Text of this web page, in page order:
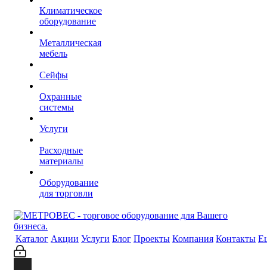
Климатическое
оборудование
Металлическая
мебель
Сейфы
Охранные
системы
Услуги
Расходные
материалы
Оборудование
для торговли
Каталог Акции Услуги Блог Проекты Компания Контакты